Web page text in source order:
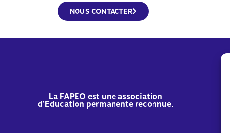
NOUS CONTACTER
La FAPEO est une association
d'Education permanente reconnue.